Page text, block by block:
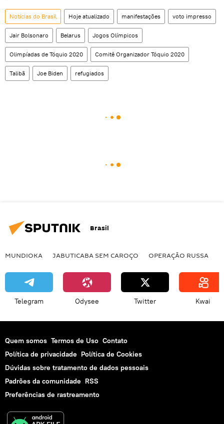
Notícias do Brasil Hoje atualizado manifestações voto impresso
Jair Bolsonaro Belarus Jogos Olímpicos
Olimpíadas de Tóquio 2020 Comitê Organizador Tóquio 2020
Talibã Joe Biden refugiados
Brasil
MUNDIOKA JABUTICABA SEM CAROÇO OPERAÇÃO RUSSA
Telegram Odysee Twitter Kwai
Quem somos Termos de Uso Contato
Política de privacidade Política de Cookies
Dúvidas sobre tratamento de dados pessoais
Padrões da comunidade RSS
Preferências de rastreamento